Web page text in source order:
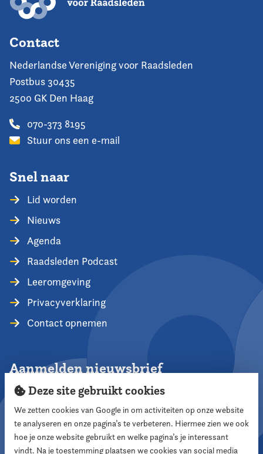
Contact
Nederlandse Vereniging voor Raadsleden
Postbus 30435
2500 GK Den Haag
070-373 8195
Stuur ons een e-mail
Snel naar
Lid worden
Nieuws
Agenda
Raadsleden Podcast
Leeromgeving
Privacyverklaring
Contact opnemen
Aanmelden nieuwsbrief
Aanmelden
Deze site gebruikt cookies
We zetten cookies van Google in om activiteiten op onze website
te analyseren en onze pagina’s te verbeteren. Hiermee zien we ook
hoe je onze website gebruikt en welke pagina’s je interessant
vindt. Na je toestemming plaatsen we cookies van social media